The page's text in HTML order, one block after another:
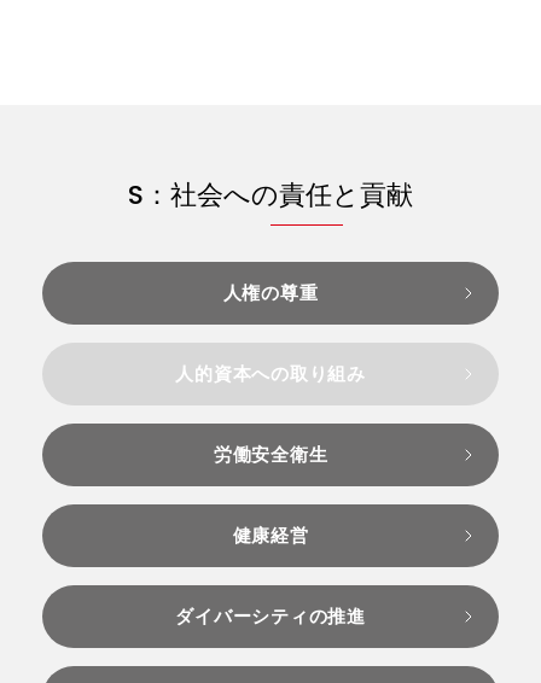
S：社会への責任と貢献
人権の尊重
人的資本への取り組み
労働安全衛生
健康経営
ダイバーシティの推進